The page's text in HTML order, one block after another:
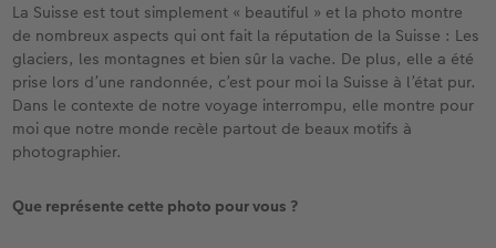
La Suisse est tout simplement « beautiful » et la photo montre
de nombreux aspects qui ont fait la réputation de la Suisse : Les
glaciers, les montagnes et bien sûr la vache. De plus, elle a été
prise lors d’une randonnée, c’est pour moi la Suisse à l’état pur.
Dans le contexte de notre voyage interrompu, elle montre pour
moi que notre monde recèle partout de beaux motifs à
photographier.
Que représente cette photo pour vous ?